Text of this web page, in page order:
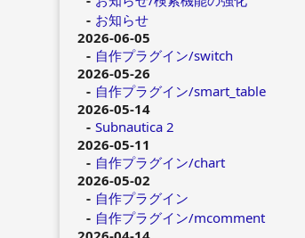
お知らせ
2026-06-05
自作プラグイン/switch
2026-05-26
自作プラグイン/smart_table
2026-05-14
Subnautica 2
2026-05-11
自作プラグイン/chart
2026-05-02
自作プラグイン
自作プラグイン/mcomment